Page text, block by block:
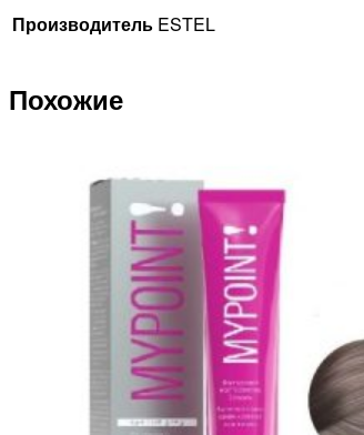
Производитель ESTEL
Похожие